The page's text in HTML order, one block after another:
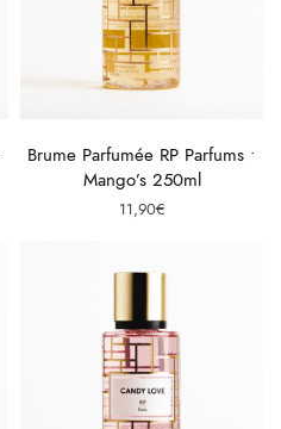
Ajouter au panier
Brume Parfumée RP Parfums •
Mango’s 250ml
11,90€